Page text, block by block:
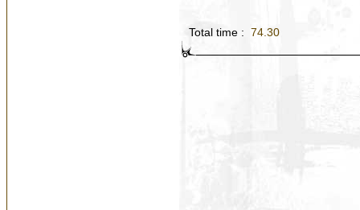
Total time : 74.30